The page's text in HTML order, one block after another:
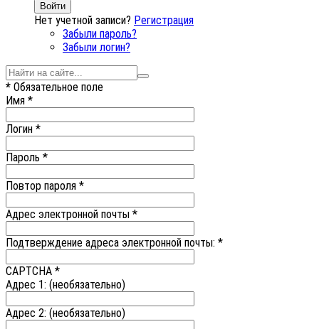
Войти
Нет учетной записи? Регистрация
Забыли пароль?
Забыли логин?
* Обязательное поле
Имя *
Логин *
Пароль *
Повтор пароля *
Адрес электронной почты *
Подтверждение адреса электронной почты: *
CAPTCHA *
Адрес 1: (необязательно)
Адрес 2: (необязательно)